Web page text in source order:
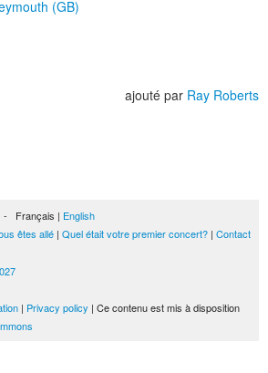
(GB)
ajouté par Ray Roberts
- Français | English
êtes allé | Quel était votre premier concert? | Contact
| Privacy policy | Ce contenu est mis à disposition